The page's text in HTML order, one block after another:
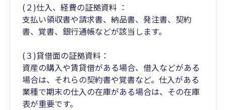
(２)仕入、経費の証拠資料 ：
支払い領収書や請求書、納品書、発注書、契約
書、覚書、銀行通帳などが該当します。
(３)貸借面の証拠資料：
資産の購入や賃貸借がある場合、借入などがある
場合は、それらの契約書や覚書など。仕入がある
業種で期末の仕入の在庫がある場合は、その在庫
表が重要です。